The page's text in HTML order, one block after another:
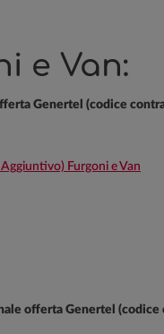
e Van:
Genertel (codice
Furgoni e Van
offerta Genertel